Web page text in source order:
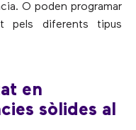
O poden programar
pels diferents tipus
en
sòlides al